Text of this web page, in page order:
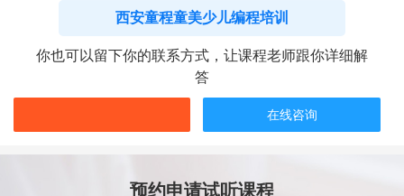
西安童程童美少儿编程培训
你也可以留下你的联系方式，让课程老师跟你详细解
答
在线咨询
预约申请试听课程